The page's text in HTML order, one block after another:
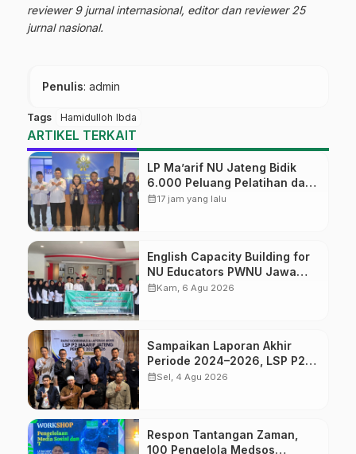
reviewer 9 jurnal internasional, editor dan reviewer 25
jurnal nasional.
Penulis: admin
Tags Hamidulloh Ibda
ARTIKEL TERKAIT
LP Ma’arif NU Jateng Bidik
6.000 Peluang Pelatihan dan
Sertifikasi bagi Lulusan SMK
calendar_month17 jam yang lalu
English Capacity Building for
NU Educators PWNU Jawa
Tengah Batch#4; Membuka
calendar_monthKam, 6 Agu 2026
Sampaikan Laporan Akhir
Periode 2024–2026, LSP P2
Ma’arif NU Jateng Mantapkan
calendar_monthSel, 4 Agu 2026
Respon Tantangan Zaman,
100 Pengelola Medsos